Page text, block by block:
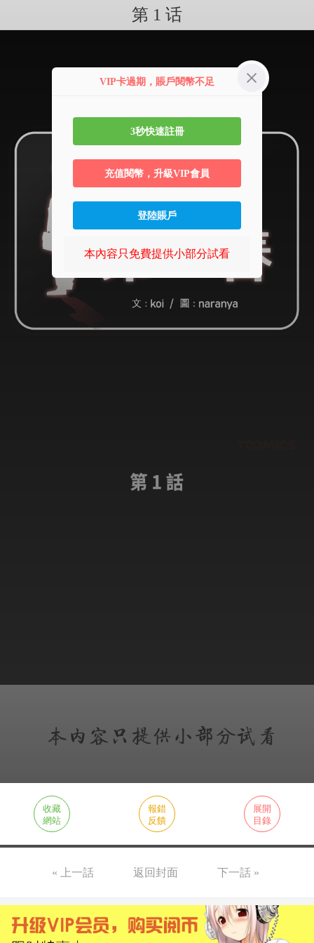
第 1 话
收藏
網站
報錯
反饋
展開
目錄
« 上一話 返回封面 下一話 »
VIP卡過期，賬戶閱幣不足
3秒快速註冊
充值閱幣，升級VIP會員
登陸賬戶
本內容只免費提供小部分試看